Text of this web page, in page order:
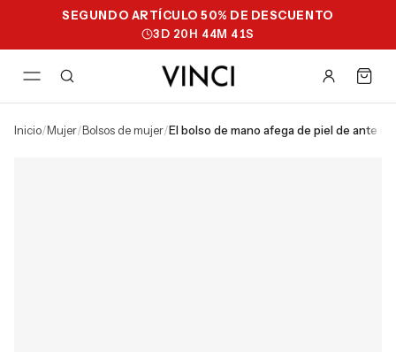
SEGUNDO ARTÍCULO 50% DE DESCUENTO
3D 20H 44M 40S
inicio/ mujer/ bolsos de mujer/ el bolso de mano afega de piel de ante